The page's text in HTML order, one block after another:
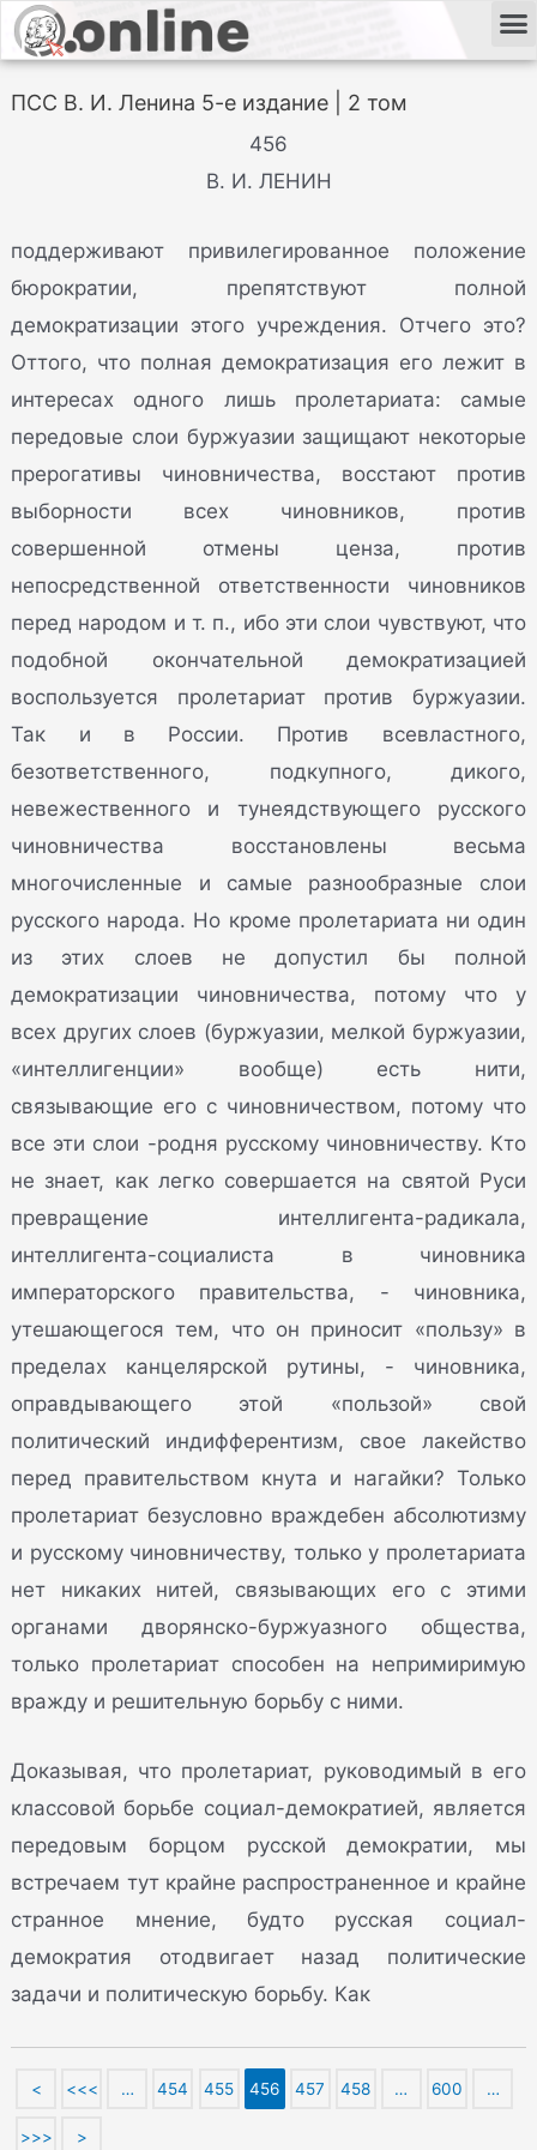
ПСС В. И. Ленина 5-е издание | 2 том
456
В. И. ЛЕНИН
поддерживают привилегированное положение
бюрократии, препятствуют полной
демократизации этого учреждения. Отчего это?
Оттого, что полная демократизация его лежит в
интересах одного лишь пролетариата: самые
передовые слои буржуазии защищают некоторые
прерогативы чиновничества, восстают против
выборности всех чиновников, против
совершенной отмены ценза, против
непосредственной ответственности чиновников
перед народом и т. п., ибо эти слои чувствуют, что
подобной окончательной демократизацией
воспользуется пролетариат против буржуазии.
Так и в России. Против всевластного,
безответственного, подкупного, дикого,
невежественного и тунеядствующего русского
чиновничества восстановлены весьма
многочисленные и самые разнообразные слои
русского народа. Но кроме пролетариата ни один
из этих слоев не допустил бы полной
демократизации чиновничества, потому что у
всех других слоев (буржуазии, мелкой буржуазии,
«интеллигенции» вообще) есть нити,
связывающие его с чиновничеством, потому что
все эти слои -родня русскому чиновничеству. Кто
не знает, как легко совершается на святой Руси
превращение интеллигента-радикала,
интеллигента-социалиста в чиновника
императорского правительства, - чиновника,
утешающегося тем, что он приносит «пользу» в
пределах канцелярской рутины, - чиновника,
оправдывающего этой «пользой» свой
политический индифферентизм, свое лакейство
перед правительством кнута и нагайки? Только
пролетариат безусловно враждебен абсолютизму
и русскому чиновничеству, только у пролетариата
нет никаких нитей, связывающих его с этими
органами дворянско-буржуазного общества,
только пролетариат способен на непримиримую
вражду и решительную борьбу с ними.
Доказывая, что пролетариат, руководимый в его
классовой борьбе социал-демократией, является
передовым борцом русской демократии, мы
встречаем тут крайне распространенное и крайне
странное мнение, будто русская социал-
демократия отодвигает назад политические
задачи и политическую борьбу. Как
< <<< … 454 455 456 457 458 … 600 …
>>> >